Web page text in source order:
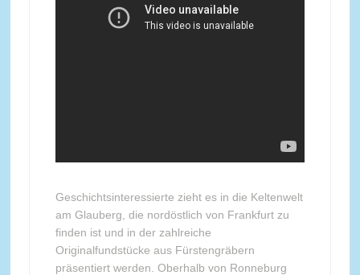
Geschichtsinteressierte zieht es in die Keltenwelt
am Glauberg, die nordöstlich von Frankfurt zu
finden ist und in der zahlreiche
Originalfundstücke aus Fürstengräbern
präsentiert werden. Oberhalb von Ronneburg